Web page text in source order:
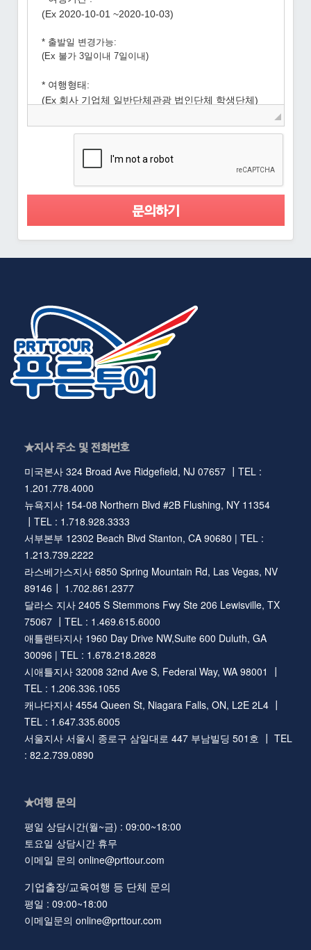
◢
문의하기
★지사 주소 및 전화번호
미국본사 324 Broad Ave Ridgefield, NJ 07657 ┃TEL :
1.201.778.4000
뉴욕지사 154-08 Northern Blvd #2B Flushing, NY 11354
┃TEL : 1.718.928.3333
서부본부 12302 Beach Blvd Stanton, CA 90680 | TEL :
1.213.739.2222
라스베가스지사 6850 Spring Mountain Rd, Las Vegas, NV
89146┃ 1.702.861.2377
달라스 지사 2405 S Stemmons Fwy Ste 206 Lewisville, TX
75067 ┃TEL : 1.469.615.6000
애틀랜타지사 1960 Day Drive NW,Suite 600 Duluth, GA
30096 | TEL : 1.678.218.2828
시애틀지사 32008 32nd Ave S, Federal Way, WA 98001 ┃
TEL : 1.206.336.1055
캐나다지사 4554 Queen St, Niagara Falls, ON, L2E 2L4 ┃
TEL : 1.647.335.6005
서울지사 서울시 종로구 삼일대로 447 부남빌딩 501호 ┃ TEL
: 82.2.739.0890
★여행 문의
평일 상담시간(월~금) : 09:00~18:00
토요일 상담시간 휴무
이메일 문의 online@prttour.com
기업출장/교육여행 등 단체 문의
평일 : 09:00~18:00
이메일문의 online@prttour.com